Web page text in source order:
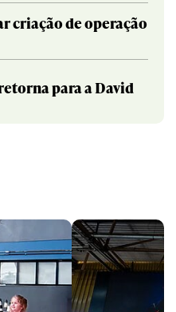
criação de operação
para a David